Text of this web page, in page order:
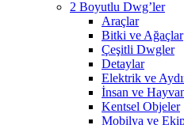
2 Boyutlu Dwg’ler
Araçlar
Bitki ve Ağaçlar
Çeşitli Dwgler
Detaylar
Elektrik ve
İnsan ve
Kentsel Objeler
Mobilya ve